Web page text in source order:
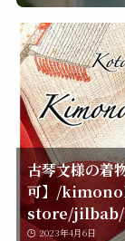
古琴文様の着
可】/
store/
2023年4月6日